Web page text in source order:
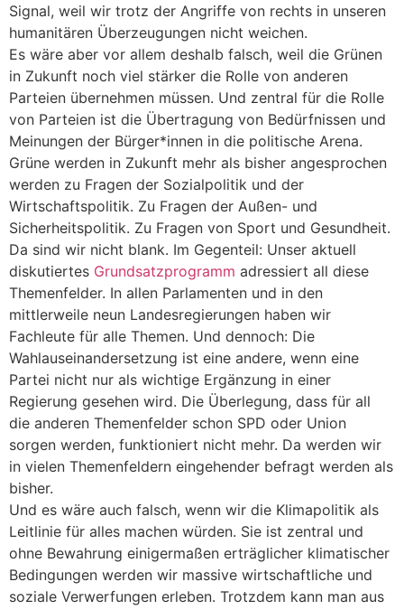
Signal, weil wir trotz der Angriffe von rechts in unseren
humanitären Überzeugungen nicht weichen.
Es wäre aber vor allem deshalb falsch, weil die Grünen
in Zukunft noch viel stärker die Rolle von anderen
Parteien übernehmen müssen. Und zentral für die Rolle
von Parteien ist die Übertragung von Bedürfnissen und
Meinungen der Bürger*innen in die politische Arena.
Grüne werden in Zukunft mehr als bisher angesprochen
werden zu Fragen der Sozialpolitik und der
Wirtschaftspolitik. Zu Fragen der Außen- und
Sicherheitspolitik. Zu Fragen von Sport und Gesundheit.
Da sind wir nicht blank. Im Gegenteil: Unser aktuell
diskutiertes Grundsatzprogramm adressiert all diese
Themenfelder. In allen Parlamenten und in den
mittlerweile neun Landesregierungen haben wir
Fachleute für alle Themen. Und dennoch: Die
Wahlauseinandersetzung ist eine andere, wenn eine
Partei nicht nur als wichtige Ergänzung in einer
Regierung gesehen wird. Die Überlegung, dass für all
die anderen Themenfelder schon SPD oder Union
sorgen werden, funktioniert nicht mehr. Da werden wir
in vielen Themenfeldern eingehender befragt werden als
bisher.
Und es wäre auch falsch, wenn wir die Klimapolitik als
Leitlinie für alles machen würden. Sie ist zentral und
ohne Bewahrung einigermaßen erträglicher klimatischer
Bedingungen werden wir massive wirtschaftliche und
soziale Verwerfungen erleben. Trotzdem kann man aus